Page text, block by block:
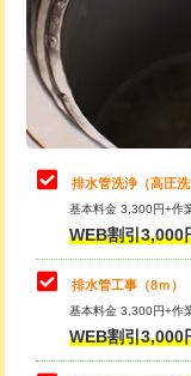
排水管工事（土の掘
業）
排水管工事（排水
排水管工事（追加
え）
マス交換（土の掘
マス交換（深さ50㎝
マス交換（深さ50
桝清掃
止水・漏水調査・防
理・調整・分解・
止水・漏水調査・
理・調整・分解・加
止水・漏水調査・
理・調整・分解・
その他部品の脱着
交換・取付（タン
排水管洗浄（高圧洗
基本料金 3,300円+作
WEB割引3,000
排水管工事（8ｍ）
基本料金 3,300円+作
WEB割引3,000